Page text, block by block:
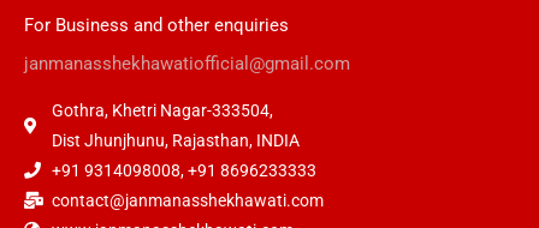
For Business and other enquiries
janmanasshekhawatiofficial@gmail.com
Gothra, Khetri Nagar-333504,
Dist Jhunjhunu, Rajasthan, INDIA
+91 9314098008, +91 8696233333
contact@janmanasshekhawati.com